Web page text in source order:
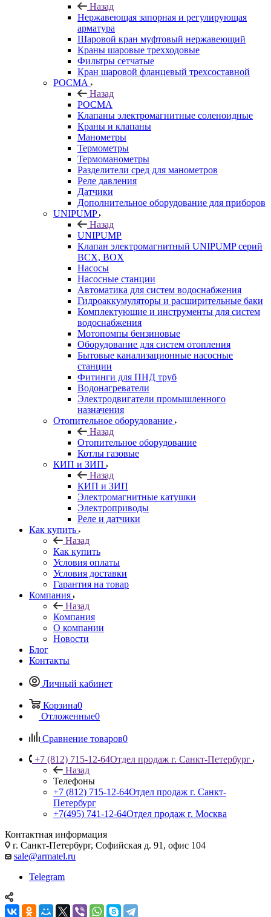
Назад
Нержавеющая запорная и регулирующая
арматура
Шаровой кран муфтовый нержавеющий
Краны шаровые трехходовые
Фильтры сетчатые
Кран шаровой фланцевый трехсоставной
РОСМА
Назад
РОСМА
Клапаны электромагнитные соленоидные
Краны и клапаны
Манометры
Термометры
Термоманометры
Разделители сред для манометров
Реле давления
Датчики
Дополнительное оборудование для приборов
UNIPUMP
Назад
UNIPUMP
Клапан электромагнитный UNIPUMP серий
BCX, BOX
Насосы
Насосные станции
Автоматика для систем водоснабжения
Гидроаккумуляторы и расширительные баки
Комплектующие и инструменты для систем
водоснабжения
Мотопомпы бензиновые
Оборудование для систем отопления
Бытовые канализационные насосные
станции
Фитинги для ПНД труб
Водонагреватели
Электродвигатели промышленного
назначения
Отопительное оборудование
Назад
Отопительное оборудование
Котлы газовые
КИП и ЗИП
Назад
КИП и ЗИП
Электромагнитные катушки
Электроприводы
Реле и датчики
Как купить
Назад
Как купить
Условия оплаты
Условия доставки
Гарантия на товар
Компания
Назад
Компания
О компании
Новости
Блог
Контакты
Личный кабинет
Корзина0
Отложенные0
Сравнение товаров0
+7 (812) 715-12-64Отдел продаж г. Санкт-Петербург
Назад
Телефоны
+7 (812) 715-12-64Отдел продаж г. Санкт-
Петербург
+7(495) 741-12-64Отдел продаж г. Москва
Контактная информация
г. Санкт-Петербург, Софийская д. 91, офис 104
sale@armatel.ru
Telegram